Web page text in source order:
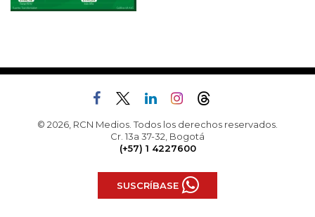
© 2026, RCN Medios. Todos los derechos reservados.
Cr. 13a 37-32, Bogotá
(+57) 1 4227600
SUSCRÍBASE